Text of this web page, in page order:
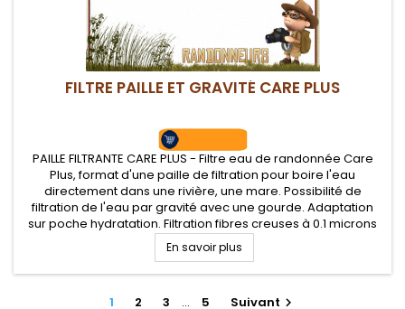
FILTRE PAILLE ET GRAVITÉ CARE PLUS
PAILLE FILTRANTE CARE PLUS - Filtre eau de randonnée Care
Plus, format d'une paille de filtration pour boire l'eau
directement dans une rivière, une mare. Possibilité de
filtration de l'eau par gravité avec une gourde. Adaptation
sur poche hydratation. Filtration fibres creuses à 0.1 microns
sur 375.000 litres. Filtre paille Care Plus Sawyers idéale pour...
En savoir plus
1 2 3 … 5 Suivant 